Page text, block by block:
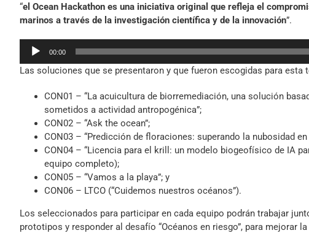
“el Ocean Hackathon es una iniciativa original que refleja el
marinos a través de la investigación científica y de la innovación”.
Reproductor
audio
00:00
Las soluciones que se presentaron y que fueron escogidas para esta
CON01 – “La acuicultura de biorremediación, una solución
sometidos a actividad antropogénica”;
CON02 – “Ask the ocean”;
CON03 – “Predicción de floraciones: superando la nubosidad
CON04 – “Licencia para el krill: un modelo biogeofísico de IA
equipo completo);
CON05 – “Vamos a la playa”; y
CON06 – LTCO (“Cuidemos nuestros océanos”).
Los seleccionados para participar en cada equipo podrán trabajar
prototipos y responder al desafío “Océanos en riesgo”, para